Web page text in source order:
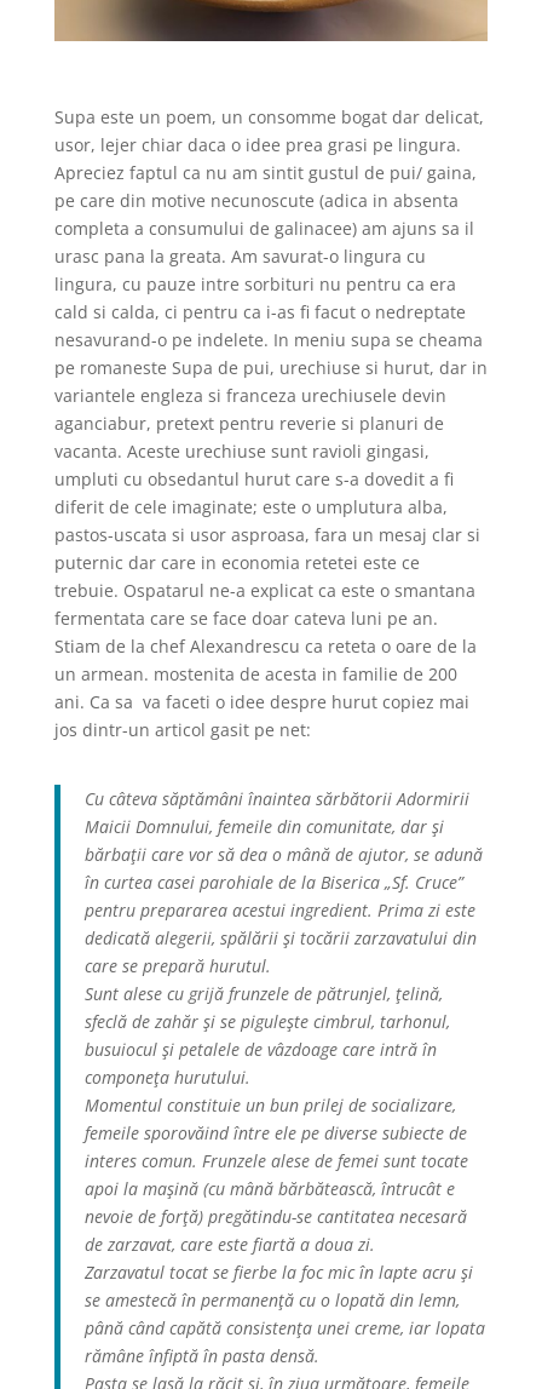
Supa este un poem, un consomme bogat dar delicat,
usor, lejer chiar daca o idee prea grasi pe lingura.
Apreciez faptul ca nu am sintit gustul de pui/ gaina,
pe care din motive necunoscute (adica in absenta
completa a consumului de galinacee) am ajuns sa il
urasc pana la greata. Am savurat-o lingura cu
lingura, cu pauze intre sorbituri nu pentru ca era
cald si calda, ci pentru ca i-as fi facut o nedreptate
nesavurand-o pe indelete. In meniu supa se cheama
pe romaneste Supa de pui, urechiuse si hurut, dar in
variantele engleza si franceza urechiusele devin
aganciabur, pretext pentru reverie si planuri de
vacanta. Aceste urechiuse sunt ravioli gingasi,
umpluti cu obsedantul hurut care s-a dovedit a fi
diferit de cele imaginate; este o umplutura alba,
pastos-uscata si usor asproasa, fara un mesaj clar si
puternic dar care in economia retetei este ce
trebuie. Ospatarul ne-a explicat ca este o smantana
fermentata care se face doar cateva luni pe an.
Stiam de la chef Alexandrescu ca reteta o oare de la
un armean. mostenita de acesta in familie de 200
ani. Ca sa va faceti o idee despre hurut copiez mai
jos dintr-un articol gasit pe net:
Cu câteva săptămâni înaintea sărbătorii Adormirii
Maicii Domnului, femeile din comunitate, dar şi
bărbaţii care vor să dea o mână de ajutor, se adună
în curtea casei parohiale de la Biserica „Sf. Cruce”
pentru prepararea acestui ingredient. Prima zi este
dedicată alegerii, spălării şi tocării zarzavatului din
care se prepară hurutul.
Sunt alese cu grijă frunzele de pătrunjel, ţelină,
sfeclă de zahăr şi se piguleşte cimbrul, tarhonul,
busuiocul şi petalele de vâzdoage care intră în
componeţa hurutului.
Momentul constituie un bun prilej de socializare,
femeile sporovăind între ele pe diverse subiecte de
interes comun. Frunzele alese de femei sunt tocate
apoi la maşină (cu mână bărbătească, întrucât e
nevoie de forţă) pregătindu-se cantitatea necesară
de zarzavat, care este fiartă a doua zi.
Zarzavatul tocat se fierbe la foc mic în lapte acru şi
se amestecă în permanenţă cu o lopată din lemn,
până când capătă consistenţa unei creme, iar lopata
rămâne înfiptă în pasta densă.
Pasta se lasă la răcit şi, în ziua următoare, femeile